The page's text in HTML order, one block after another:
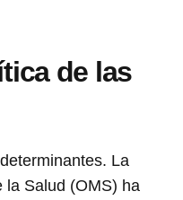
de las
La
la Salud (OMS) ha